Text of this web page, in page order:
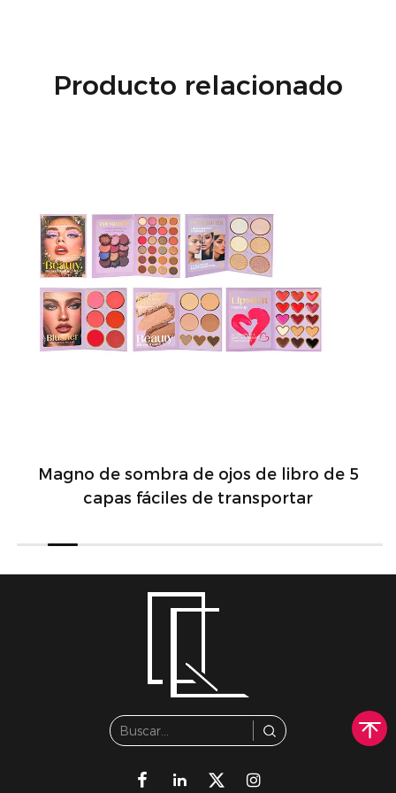
Producto relacionado
Magno de sombra de ojos de libro de 5
capas fáciles de transportar